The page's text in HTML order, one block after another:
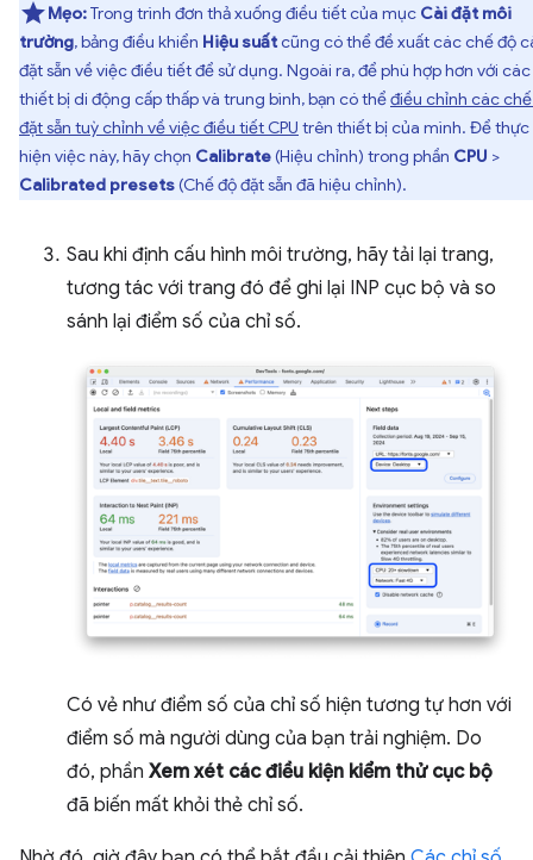
Mẹo:Trong trình đơn thả xuống điều tiết của mục Cài đặt môi
trường, bảng điều khiển Hiệu suấtcũng có thể đề xuất các chế độ
đặt sẵn về việc điều tiết để sử dụng. Ngoài ra, để phù hợp hơn với các
thiết bị di động cấp thấp và trung bình, bạn có thểđiều chỉnh các
đặt sẵn tuỳ chỉnh về việc điều tiết CPU trên thiết bị của mình. Để thực
hiện việc này, hãy chọn Calibrate(Hiệu chỉnh) trong phần CPU >
Calibrated presets(Chế độ đặt sẵn đã hiệu chỉnh).
Sau khi định cấu hình môi trường, hãy tải lại trang,
tương tác với trang đó để ghi lại INP cục bộ và so
sánh lại điểm số của chỉ số.
Có vẻ như điểm số của chỉ số hiện tương tự hơn với
điểm số mà người dùng của bạn trải nghiệm. Do
đó, phần Xem xét các điều kiện kiểm thử cục bộ
đã biến mất khỏi thẻ chỉ số.